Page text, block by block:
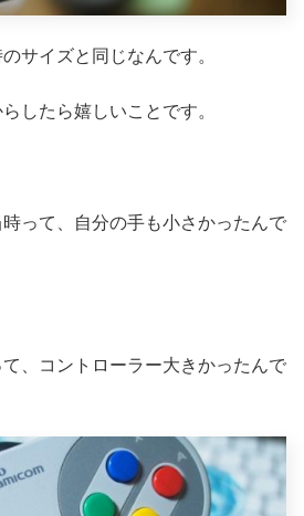
サイズと同じなんです。
したら嬉しいことです。
って、自分の手も小さかったんで
、コントローラー大きかったんで